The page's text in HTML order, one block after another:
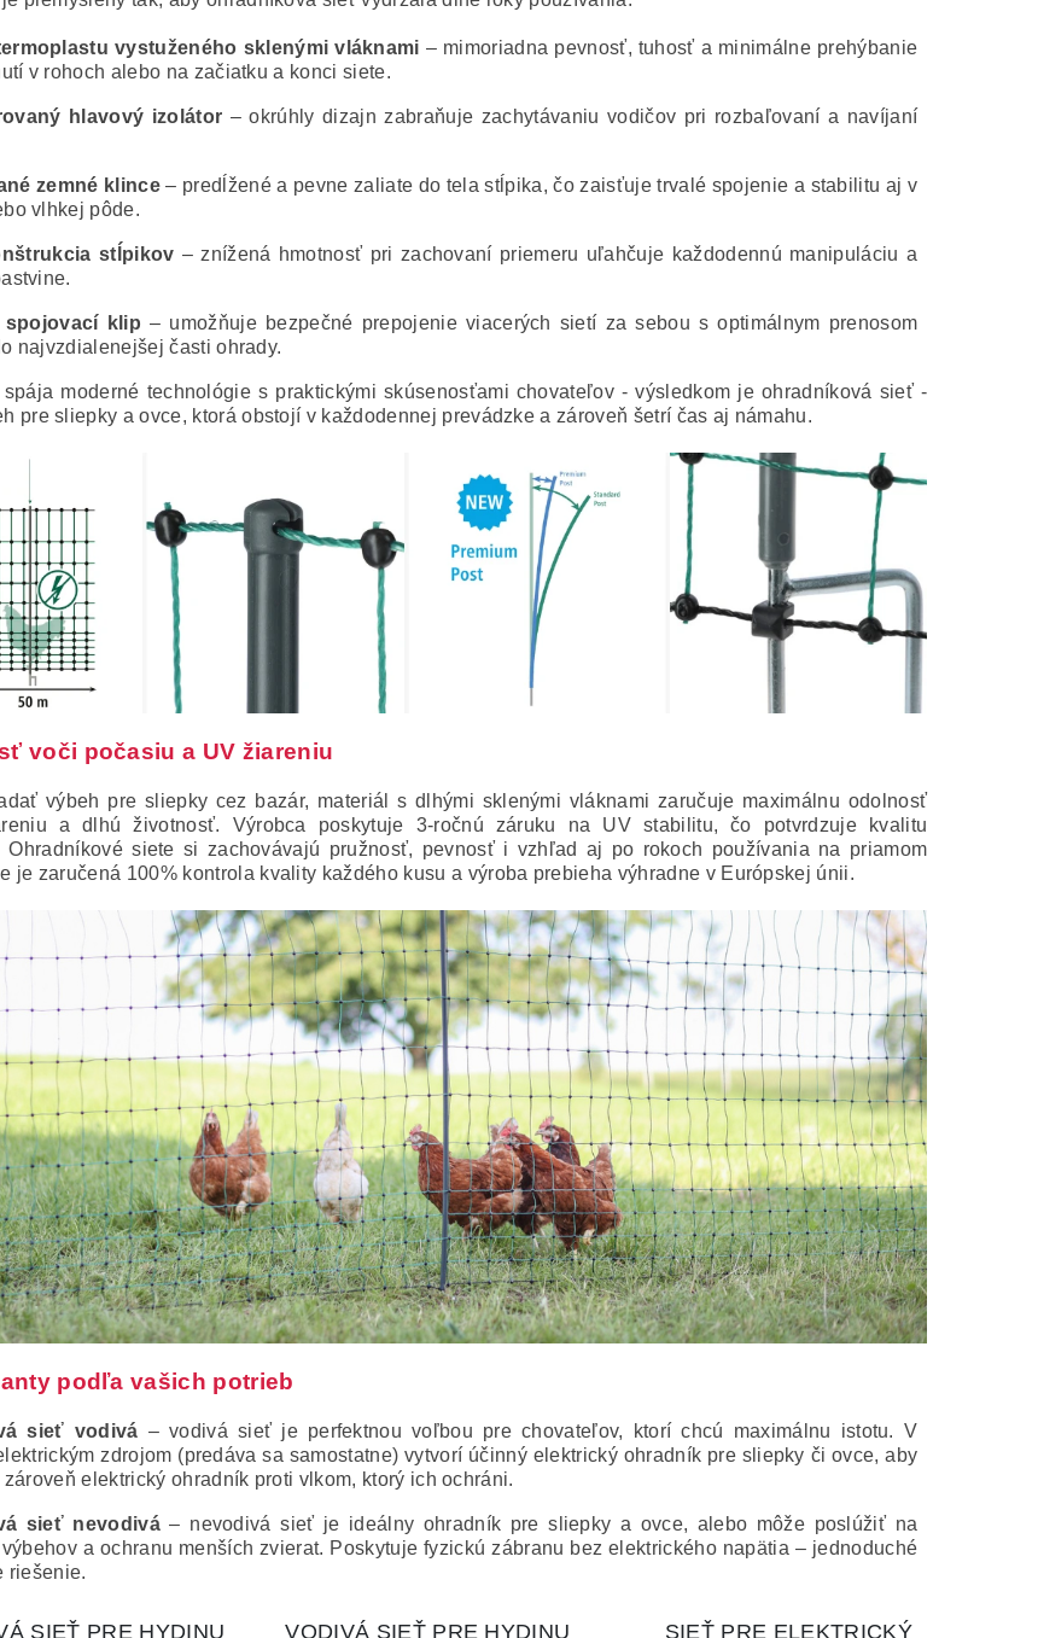
vystuženého sklenými vláknami – mimoriadna pevnosť, tuhosť a minimálne prehýbanie
v rohoch alebo na začiatku a konci siete.
hlavový izolátor – okrúhly dizajn zabraňuje zachytávaniu vodičov pri rozbaľovaní a navíjaní
zemné klince– predĺžené a pevne zaliate do tela stĺpika, čo zaisťuje trvalé spojenie a stabilitu aj v
vlhkej pôde.
stĺpikov – znížená hmotnosť pri zachovaní priemeru uľahčuje každodennú manipuláciu a
spojovací klip – umožňuje bezpečné prepojenie viacerých sietí za sebou s optimálnym prenosom
najvzdialenejšej časti ohrady.
spája moderné technológie s praktickými skúsenosťami chovateľov - výsledkom je ohradníková sieť -
pre sliepky a ovce, ktorá obstojí v každodennej prevádzke a zároveň šetrí čas aj námahu.
voči počasiu a UV žiareniu
výbeh pre sliepky cez bazár, materiál s dlhými sklenými vláknami zaručuje maximálnu odolnosť
a dlhú životnosť. Výrobca poskytuje 3-ročnú záruku na UV stabilitu, čo potvrdzuje kvalitu
Ohradníkové siete si zachovávajú pružnosť, pevnosť i vzhľad aj po rokoch používania na priamom
je zaručená 100% kontrola kvality každého kusu a výroba prebieha výhradne v Európskej únii.
podľa vašich potrieb
sieť vodivá – vodivá sieť je perfektnou voľbou pre chovateľov, ktorí chcú maximálnu istotu. V
zdrojom (predáva sa samostatne) vytvorí účinný elektrický ohradník pre sliepky či ovce, aby
elektrický ohradník proti vlkom, ktorý ich ochráni.
sieť nevodivá– nevodivá sieť je ideálny ohradník pre sliepky a ovce, alebo môže poslúžiť na
a ochranu menších zvierat. Poskytuje fyzickú zábranu bez elektrického napätia – jednoduché
riešenie.